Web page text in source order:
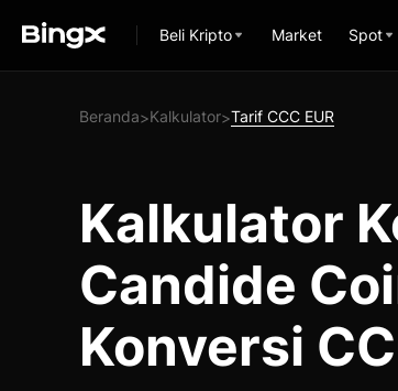
Beli Kripto Market Spot
Beranda>Kalkulator>Tarif CCC EUR
Kalkulator
Candide
Konversi